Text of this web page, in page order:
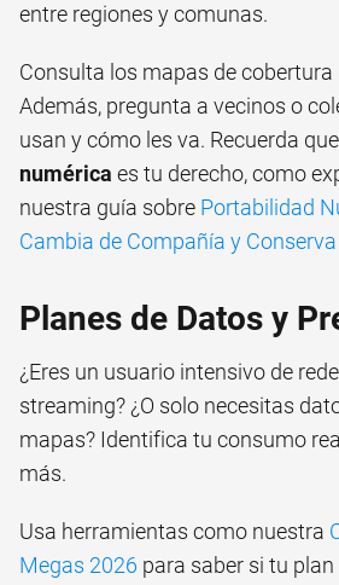
entre regiones y comunas.
Consulta los mapas de cobertura
Además, pregunta a vecinos o
usan y cómo les va. Recuerda
numérica es tu derecho, como
nuestra guía sobre Portabilidad
Cambia de Compañía y
Planes de Datos y
¿Eres un usuario intensivo de
streaming? ¿O solo necesitas
mapas? Identifica tu consumo
más.
Usa herramientas como nuestra
Megas 2026 para saber si tu